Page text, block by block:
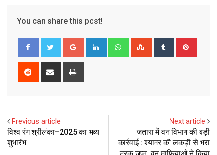
You can share this post!
Google+ LinkedIn WhatsappStumbleUpon
Tumblr
Reddit
Share
Previous article
विश्व रंग श्रीलंका–2025 का भव्य
शुभारंभ
Next article
जतारा में वन विभाग की बड़ी
कार्रवाई : श्यामर की लकड़ी से भरा